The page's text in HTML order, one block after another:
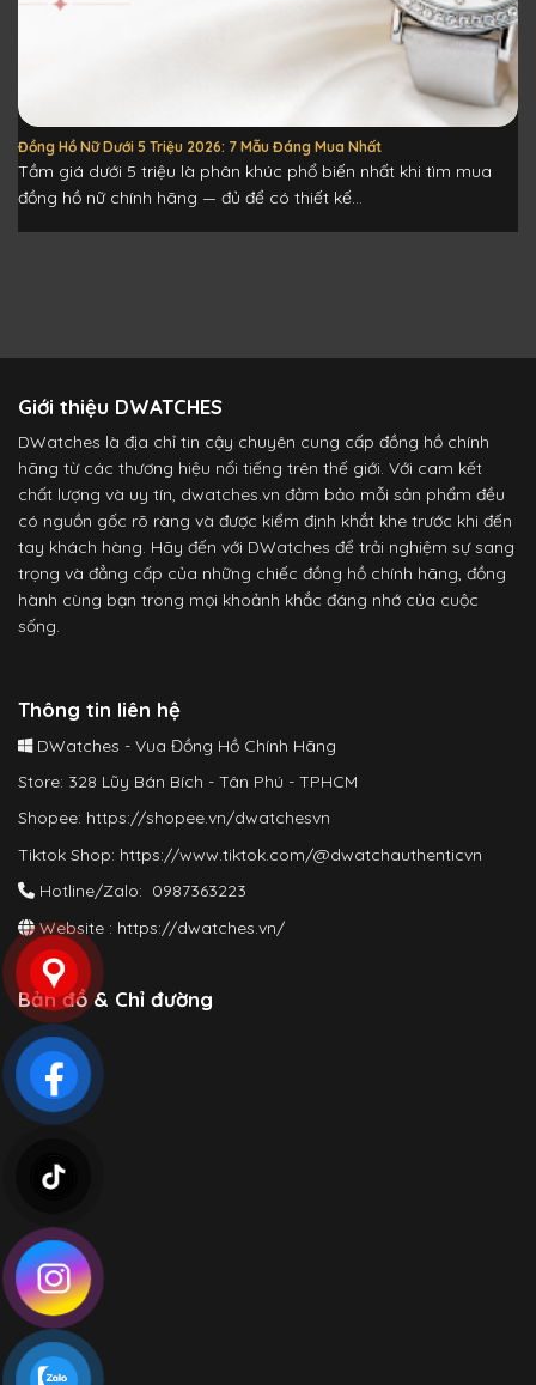
Đồng Hồ Nữ Dưới 5 Triệu 2026: 7 Mẫu Đáng Mua Nhất
Tầm giá dưới 5 triệu là phân khúc phổ biến nhất khi tìm mua
đồng hồ nữ chính hãng — đủ để có thiết kế...
Giới thiệu DWATCHES
DWatches là địa chỉ tin cậy chuyên cung cấp đồng hồ chính
hãng từ các thương hiệu nổi tiếng trên thế giới. Với cam kết
chất lượng và uy tín, dwatches.vn đảm bảo mỗi sản phẩm đều
có nguồn gốc rõ ràng và được kiểm định khắt khe trước khi đến
tay khách hàng. Hãy đến với DWatches để trải nghiệm sự sang
trọng và đẳng cấp của những chiếc đồng hồ chính hãng, đồng
hành cùng bạn trong mọi khoảnh khắc đáng nhớ của cuộc
sống.
Thông tin liên hệ
DWatches - Vua Đồng Hồ Chính Hãng
Store: 328 Lũy Bán Bích - Tân Phú - TPHCM
Shopee: https://shopee.vn/dwatchesvn
Tiktok Shop: https://www.tiktok.com/@dwatchauthenticvn
Hotline/Zalo: 0987363223
Website : https://dwatches.vn/
Bản đồ & Chỉ đường